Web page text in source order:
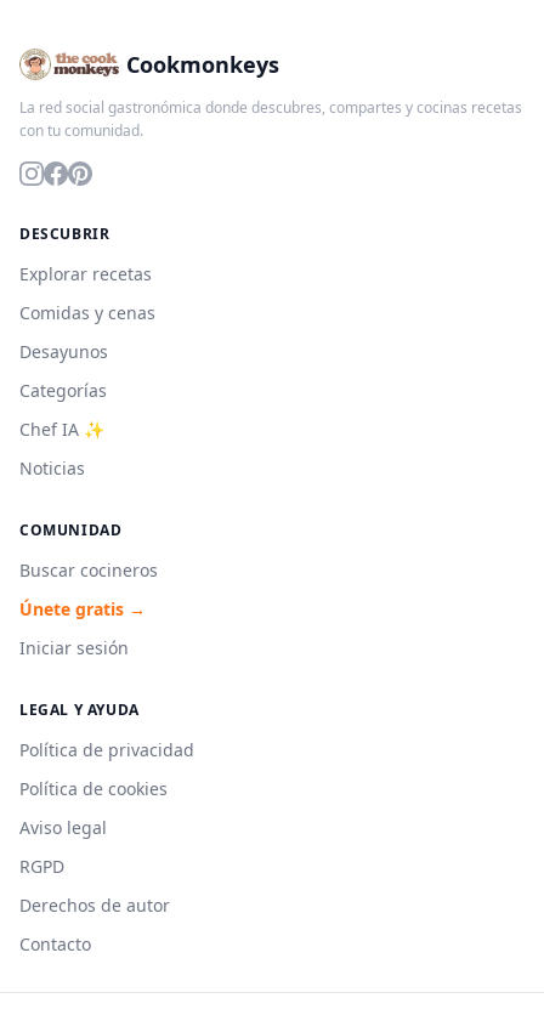
Cookmonkeys
La red social gastronómica donde descubres, compartes y cocinas recetas
con tu comunidad.
DESCUBRIR
Explorar recetas
Comidas y cenas
Desayunos
Categorías
Chef IA ✨
Noticias
COMUNIDAD
Buscar cocineros
Únete gratis →
Iniciar sesión
LEGAL Y AYUDA
Política de privacidad
Política de cookies
Aviso legal
RGPD
Derechos de autor
Contacto